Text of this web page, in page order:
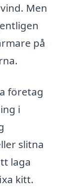
Men
på
företag
i
slitna
laga
kitt.